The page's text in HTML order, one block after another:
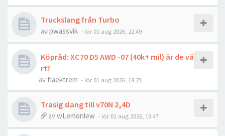
Truckslang från Turbo
avpwassvik - lör 01 aug 2026, 22:49
Köpråd: XC70 D5 AWD -07 (40k+ mil) är de vä
rt?
av flaektrem - lör 01 aug 2026, 18:23
Trasig slang till v70N 2,4D
avwLemonlew - lör 01 aug 2026, 19:47